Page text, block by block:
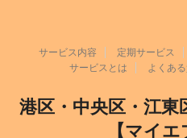
サービス内容 定期サービス
サービスとは
よくあ
港区・中央区・江
【マイエ